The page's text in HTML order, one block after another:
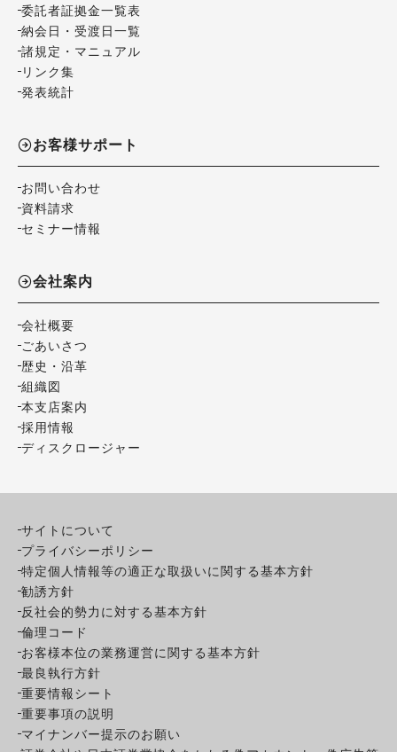
委託者証拠金一覧表
納会日・受渡日一覧
諸規定・マニュアル
リンク集
発表統計
お客様サポート
お問い合わせ
資料請求
セミナー情報
会社案内
会社概要
ごあいさつ
歴史・沿革
組織図
本支店案内
採用情報
ディスクロージャー
サイトについて
プライバシーポリシー
特定個人情報等の適正な取扱いに関する基本方針
勧誘方針
反社会的勢力に対する基本方針
倫理コード
お客様本位の業務運営に関する基本方針
最良執行方針
重要情報シート
重要事項の説明
マイナンバー提示のお願い